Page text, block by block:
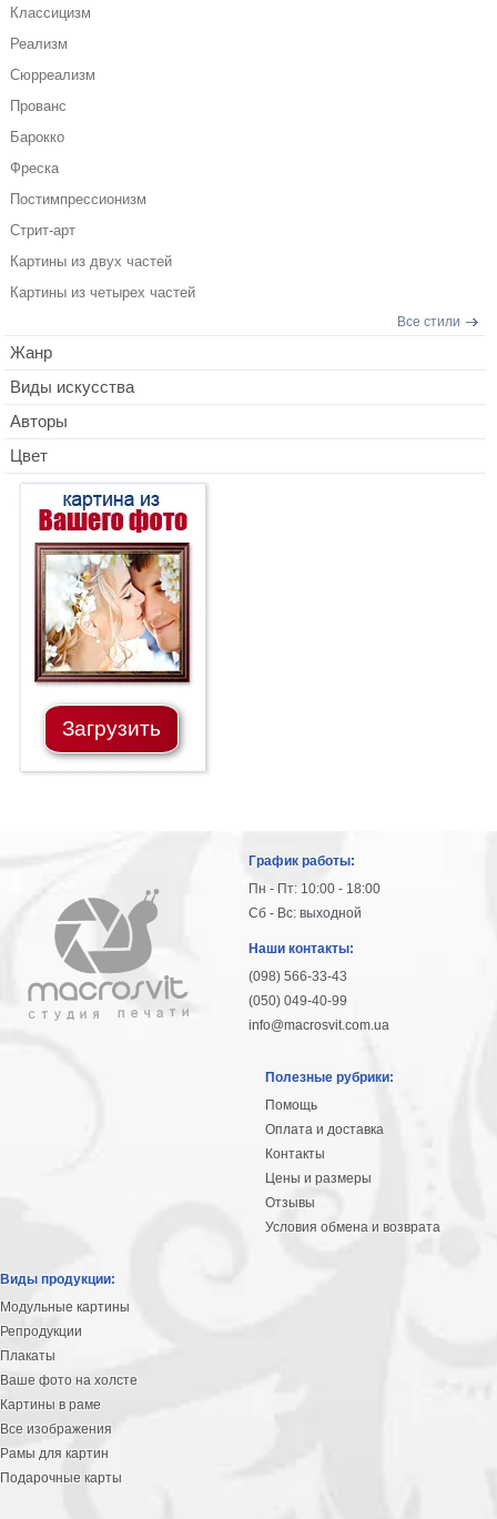
Классицизм
Реализм
Сюрреализм
Прованс
Барокко
Фреска
Постимпрессионизм
Стрит-арт
Картины из двух частей
Картины из четырех частей
Все стили
Жанр
Виды искусства
Авторы
Цвет
Загрузить
График работы:
Пн - Пт: 10:00 - 18:00
Сб - Вс: выходной
Наши контакты:
(098) 566-33-43
(050) 049-40-99
info@macrosvit.com.ua
Полезные рубрики:
Помощь
Оплата и доставка
Контакты
Цены и размеры
Отзывы
Условия обмена и возврата
Виды продукции:
Модульные картины
Репродукции
Плакаты
Ваше фото на холсте
Картины в раме
Все изображения
Рамы для картин
Подарочные карты